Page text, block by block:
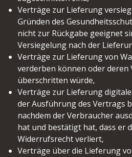
Verträge zur Lieferung
Gründen des
nicht zur Rückgabe geeignet
Versiegelung nach der
Verträge zur Lieferung von
verderben können oder deren
überschritten würde,
Verträge zur Lieferung
der Ausführung des Vertrags
nachdem der Verbraucher
hat und bestätigt hat, dass er
Widerrufsrecht verliert,
Verträge über die Lieferung